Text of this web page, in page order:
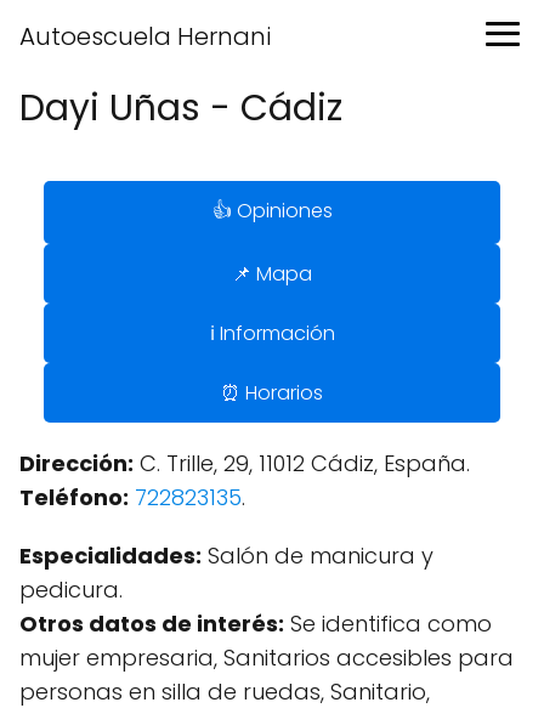
Autoescuela Hernani
Dayi Uñas - Cádiz
👍 Opiniones
📌 Mapa
ℹ️ Información
⏰ Horarios
Dirección: C. Trille, 29, 11012 Cádiz, España.
Teléfono: 722823135.
Especialidades: Salón de manicura y
pedicura.
Otros datos de interés: Se identifica como
mujer empresaria, Sanitarios accesibles para
personas en silla de ruedas, Sanitario,